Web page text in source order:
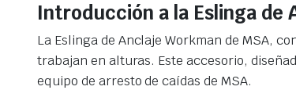
Introducción a la Eslinga de
La Eslinga de Anclaje Workman de MSA,
trabajan en alturas. Este accesorio,
equipo de arresto de caídas de MSA.